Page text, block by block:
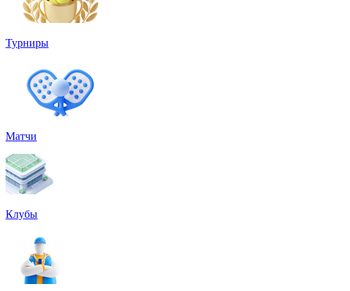
Турниры
Матчи
Клубы